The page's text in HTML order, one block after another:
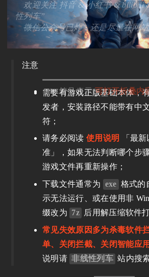
欢迎关注 抖音 & 小红书 & bilibili
性列车”
微信公众号已炸，还是尽量在网
注意
符号表示可打开折叠内
需要有游戏正版基础本体，
发者，安装路径不能带有中
符；
请务必阅读 使用说明
「最
准」，如果无法判断哪个步
游戏文件再重新操作；
下载文件通常为 exe 格式的
示无法运行、或在使用非
缀改为 7z 后用解压缩软件
常见失效原因多为杀毒软件
单、关闭拦截、关闭智能应用
说明请 非线性列车 站内搜